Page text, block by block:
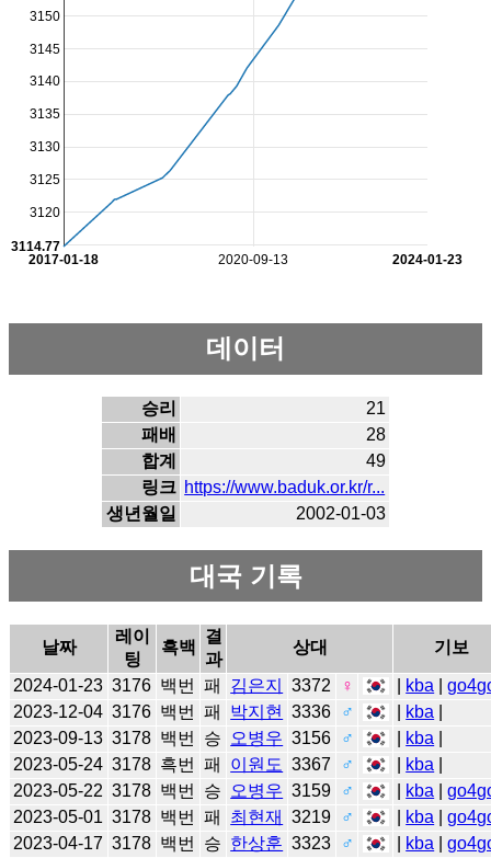
2020-09-13
2017-01-18 2024-01-23
3120
3125
3130
3135
3140
3145
3150
3114.77
데이터
승리
21
패배
28
합계
49
링크 https://www.baduk.or.kr/r...
생년월일
2002-01-03
대국 기록
날짜
레이
팅
흑백
결
과
상대 기보
2024-01-23 3176 백번 패 김은지 3372 ♀ kba |
2023-12-04 3176 백번 패 박지현 3336 ♂ kba
2023-09-13 3178 백번 승 오병우 3156 ♂ kba
2023-05-24 3178 흑번 패 이원도 3367 ♂ kba
2023-05-22 3178 백번 승 오병우 3159 ♂ kba |
2023-05-01 3178 백번 패 최현재 3219 ♂ kba |
2023-04-17 3178 백번 승 한상훈 3323 ♂ kba |